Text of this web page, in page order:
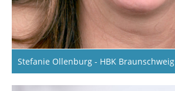
Stefanie Ollenburg - HBK Braunschweig